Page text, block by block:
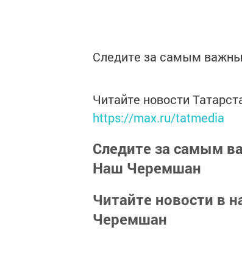
Следите за самым
Читайте новости
https://max.ru/tatmedia
Следите за самым
Наш Черемшан
Читайте новости в
Черемшан